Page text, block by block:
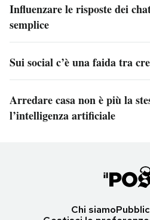
Influenzare le risposte dei
semplice
Sui social c’è una faida tra
Arredare casa non è più la
l’intelligenza artificiale
Chi siamo